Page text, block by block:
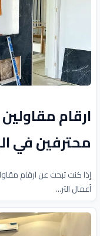
ارقام
محترفين في الرياض
إذا كنت تبحث عن ارقام
أعمال التر...